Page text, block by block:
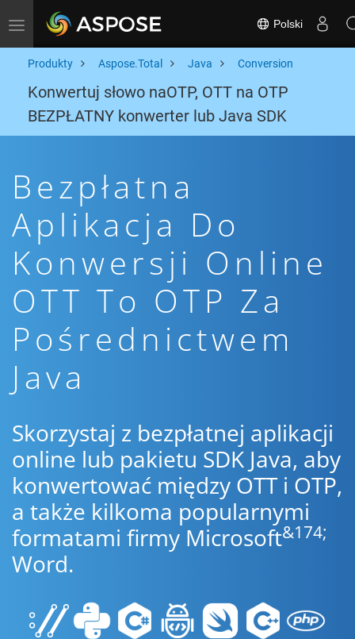
Toggle navigation Polski
Produkty Aspose.Total Java Conversion
Konwertuj słowo naOTP, OTT na OTP
BEZPŁATNY konwerter lub Java SDK
Bezpłatna
Aplikacja Do
Konwersji Online
OTT To OTP Za
Pośrednictwem
Java
Skorzystaj z bezpłatnej aplikacji
online lub pakietu SDK Java, aby
konwertować między OTT i OTP,
a także kilkoma popularnymi
formatami firmy Microsoft&174;
Word.